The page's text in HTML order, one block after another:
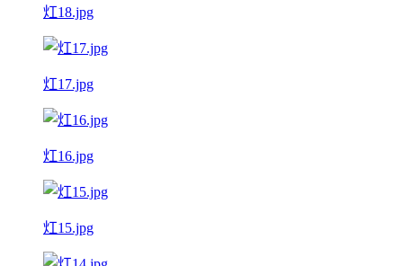
灴18.jpg
灴17.jpg
灴16.jpg
灴15.jpg